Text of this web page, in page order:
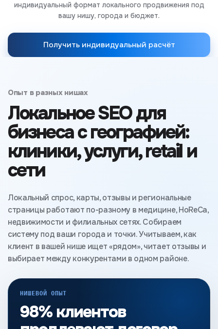
индивидуальный формат локального продвижения под
вашу нишу, города и бюджет.
Получить индивидуальный расчёт
Опыт в разных нишах
Локальное SEO для
бизнеса с географией:
клиники, услуги, retail и
сети
Локальный спрос, карты, отзывы и региональные
страницы работают по-разному в медицине, HoReCa,
недвижимости и филиальных сетях. Собираем
систему под ваши города и точки. Учитываем, как
клиент в вашей нише ищет «рядом», читает отзывы и
выбирает между конкурентами в одном районе.
НИШЕВОЙ ОПЫТ
98% клиентов